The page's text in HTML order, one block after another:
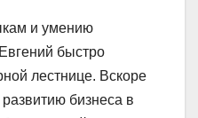
и умению
быстро
лестнице. Вскоре
бизнеса в